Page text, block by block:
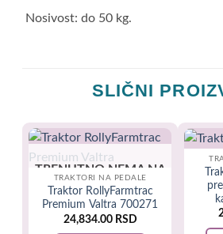
Nosivost: do 50 kg.
SLIČNI
TRENUTNO NEMA NA
LAGERU
TRAKTORI NA PEDALE
Traktor RollyFarmtrac
Premium Valtra 700271
24,834.00 RSD